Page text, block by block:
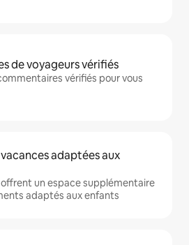
de voyageurs vérifiés
vérifiés pour vous
adaptées aux
un espace supplémentaire
adaptés aux enfants